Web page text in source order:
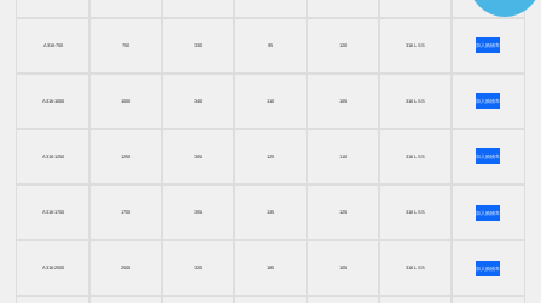
A316-750 750 330 95 120 316 L SS 加入购物车
A316-1000 1000 340 110 105 316 L SS 加入购物车
A316-1250 1250 305 125 110 316 L SS 加入购物车
A316-1700 1700 355 135 125 316 L SS 加入购物车
A316-2500 2500 320 185 105 316 L SS 加入购物车